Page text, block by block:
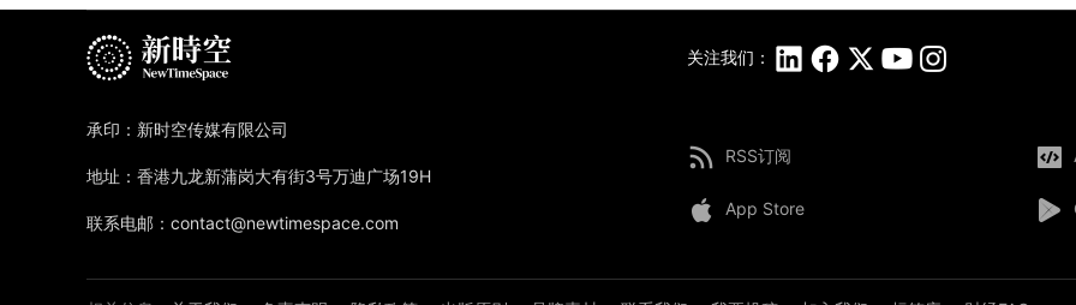
关注我们：
RSS订阅
App Store
承印：新时空传媒有限公司
地址：香港九龙新蒲岗大有街3号万迪广场19H
联系电邮：contact@newtimespace.com